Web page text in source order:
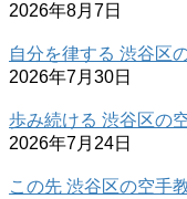
2026年8月7日
自分を律する 渋谷区
2026年7月30日
歩み続ける 渋谷区の
2026年7月24日
この先 渋谷区の空手